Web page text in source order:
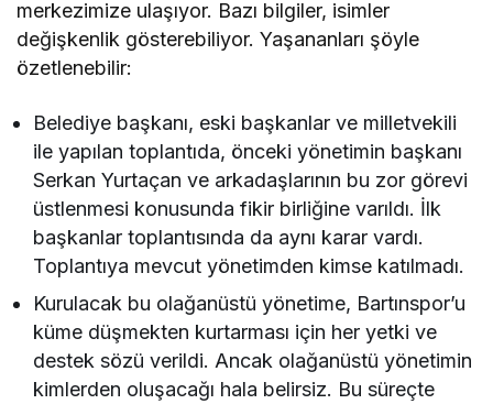
merkezimize ulaşıyor. Bazı bilgiler, isimler
değişkenlik gösterebiliyor. Yaşananları şöyle
özetlenebilir:
Belediye başkanı, eski başkanlar ve milletvekili
ile yapılan toplantıda, önceki yönetimin başkanı
Serkan Yurtaçan ve arkadaşlarının bu zor görevi
üstlenmesi konusunda fikir birliğine varıldı. İlk
başkanlar toplantısında da aynı karar vardı.
Toplantıya mevcut yönetimden kimse katılmadı.
Kurulacak bu olağanüstü yönetime, Bartınspor’u
küme düşmekten kurtarması için her yetki ve
destek sözü verildi. Ancak olağanüstü yönetimin
kimlerden oluşacağı hala belirsiz. Bu süreçte